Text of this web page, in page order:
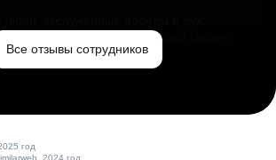
миру и создаём лучший сервис
в стране.
Все отзывы сотрудников
год
2024 год